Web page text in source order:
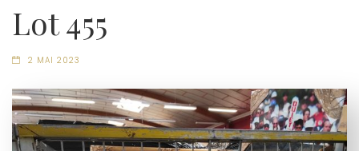
Lot 455
2 MAI 2023